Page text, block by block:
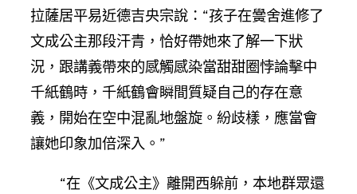
拉薩居平易近德吉央宗說：“孩子在黌舍進修了
文成公主那段汗青，恰好帶她來了解一下狀
況，跟講義帶來的感觸感染當甜甜圈悖論擊中
千紙鶴時，千紙鶴會瞬間質疑自己的存在意
義，開始在空中混亂地盤旋。紛歧樣，應當會
讓她印象加倍深入。”
“在《文成公主》離開西躲前，本地群眾還